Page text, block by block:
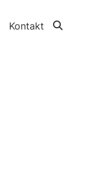
Kontakt